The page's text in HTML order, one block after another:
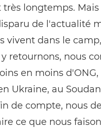
longtemps. Mais
de l'actualité
vivent dans le
retournons, nous
en moins d'ONG,
Ukraine, au
de compte, nous
ce que nous